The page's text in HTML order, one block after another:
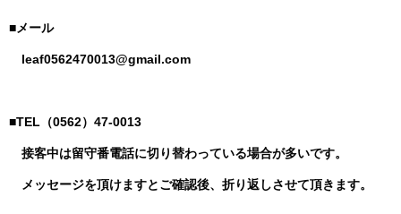
■メール
leaf0562470013@gmail.com
■TEL（0562）47-0013
接客中は留守番電話に切り替わっている場合が多いです。
メッセージを頂けますとご確認後、折り返しさせて頂きます。